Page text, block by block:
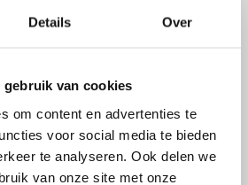
Details Over
gebruik van cookies
om content en advertenties te
voor social media te bieden
te analyseren. Ook delen we
van onze site met onze
en tips in je inbox!